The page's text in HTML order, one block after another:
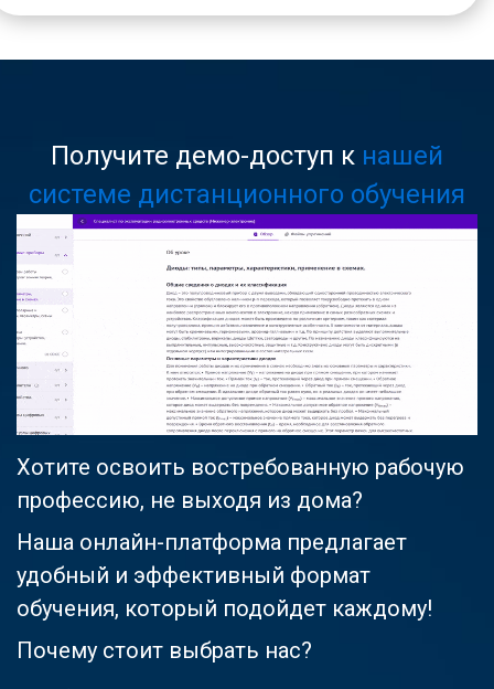
Получите демо-доступ к нашей
системе дистанционного обучения
Хотите освоить востребованную рабочую
профессию, не выходя из дома?
Наша онлайн-платформа предлагает
удобный и эффективный формат
обучения, который подойдет каждому!
Почему стоит выбрать нас?